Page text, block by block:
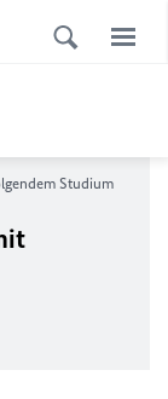
Studium